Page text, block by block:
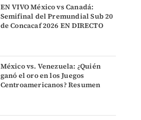
EN VIVO México vs Canadá:
Semifinal del Premundial Sub 20
de Concacaf 2026 EN DIRECTO
México vs. Venezuela: ¿Quién
ganó el oro en los Juegos
Centroamericanos? Resumen